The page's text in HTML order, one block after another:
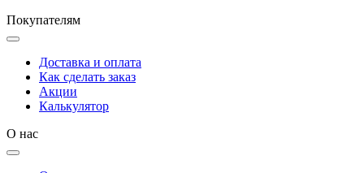
Покупателям
Доставка и оплата
Как сделать заказ
Акции
Калькулятор
О нас